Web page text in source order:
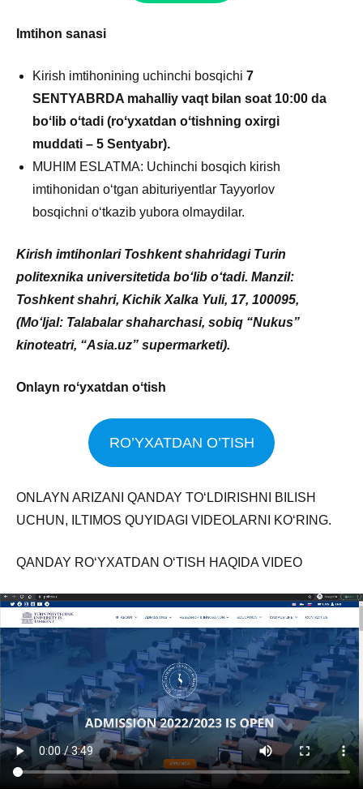
Imtihon sanasi
Kirish imtihonining uchinchi bosqichi 7
SENTYABRDA mahalliy vaqt bilan soat 10:00 da
boʻlib oʻtadi (roʻyxatdan oʻtishning oxirgi
muddati – 5 Sentyabr).
MUHIM ESLATMA: Uchinchi bosqich kirish
imtihonidan oʻtgan abituriyentlar Tayyorlov
bosqichni oʻtkazib yubora olmaydilar.
Kirish imtihonlari Toshkent shahridagi Turin
politexnika universitetida boʻlib oʻtadi. Manzil:
Toshkent shahri, Kichik Xalka Yuli, 17, 100095,
(Moʻljal: Talabalar shaharchasi, sobiq “Nukus”
kinoteatri, “Asia.uz” supermarketi).
Onlayn roʻyxatdan oʻtish
RO’YXATDAN O’TISH
ONLAYN ARIZANI QANDAY TO‘LDIRISHNI BILISH
UCHUN, ILTIMOS QUYIDAGI VIDEOLARNI KO‘RING.
QANDAY RO‘YXATDAN O‘TISH HAQIDA VIDEO